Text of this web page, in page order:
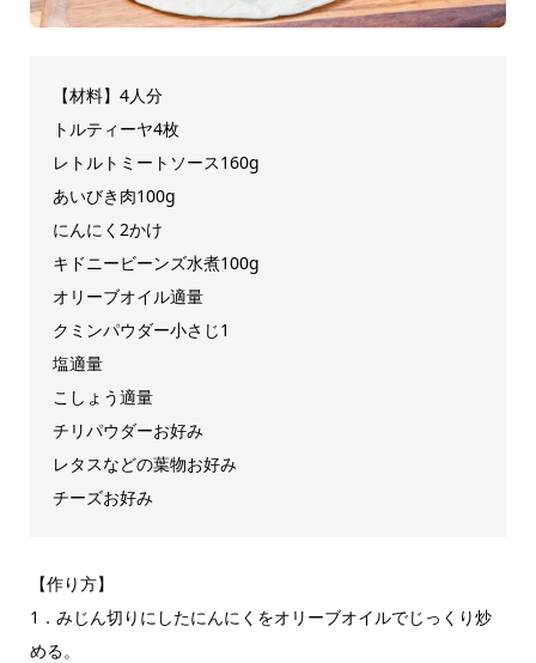
【材料】4人分
トルティーヤ4枚
レトルトミートソース160g
あいびき肉100g
にんにく2かけ
キドニービーンズ水煮100g
オリーブオイル適量
クミンパウダー小さじ1
塩適量
こしょう適量
チリパウダーお好み
レタスなどの葉物お好み
チーズお好み
【作り方】
1．みじん切りにしたにんにくをオリーブオイルでじっくり炒
める。